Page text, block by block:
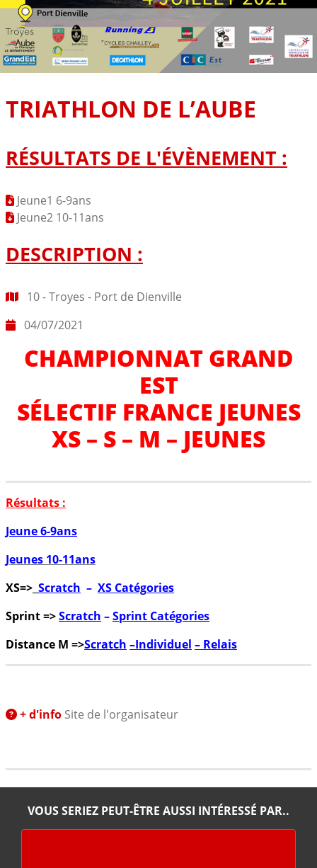
TRIATHLON DE L’AUBE
RÉSULTATS DE L'ÉVÈNEMENT :
Jeune1 6-9ans
Jeune2 10-11ans
DESCRIPTION :
10 - Troyes - Port de Dienville
04/07/2021
CHAMPIONNAT GRAND
EST
SÉLECTIF FRANCE JEUNES
XS – S – M – JEUNES
Résultats :
Jeune 6-9ans
Jeunes 10-11ans
XS=> Scratch – XS Catégories
Sprint =>Scratch –Sprint Catégories
Distance M =>Scratch –Individuel – Relais
+ d'info Site de l'organisateur
VOUS SERIEZ PEUT-ÊTRE AUSSI INTÉRESSÉ PAR..